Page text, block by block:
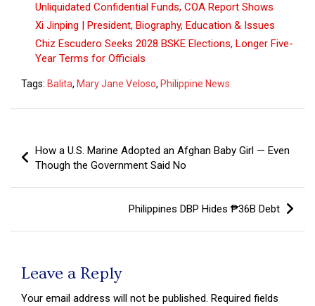
Unliquidated Confidential Funds, COA Report Shows
Xi Jinping | President, Biography, Education & Issues
Chiz Escudero Seeks 2028 BSKE Elections, Longer Five-
Year Terms for Officials
Tags: Balita, Mary Jane Veloso, Philippine News
navigation
How a U.S. Marine Adopted an Afghan Baby Girl — Even
Though the Government Said No
Philippines DBP Hides ₱36B Debt
Leave a Reply
Your email address will not be published. Required fields